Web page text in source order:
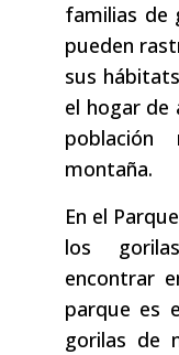
familias de
pueden
sus
el hogar de
montaña.
En el
los
encontrar
parque es
gorilas de